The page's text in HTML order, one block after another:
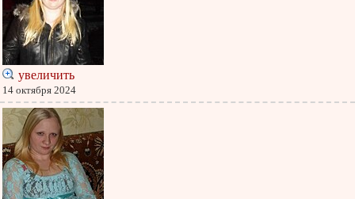
увеличить
14 октября 2024